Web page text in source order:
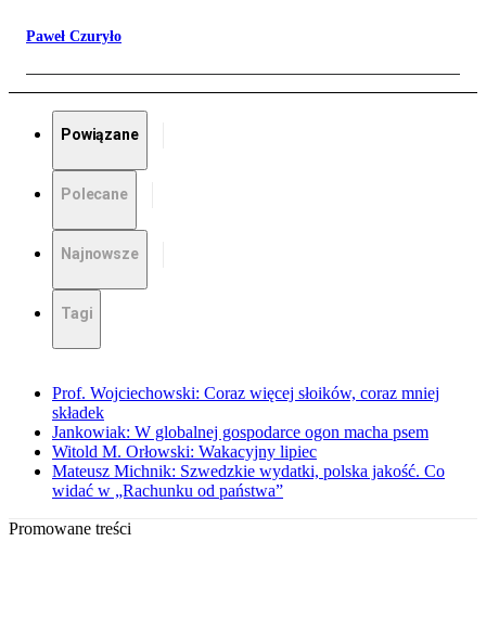
Paweł Czuryło
Powiązane
Polecane
Najnowsze
Tagi
Prof. Wojciechowski: Coraz więcej słoików, coraz mniej
składek
Jankowiak: W globalnej gospodarce ogon macha psem
Witold M. Orłowski: Wakacyjny lipiec
Mateusz Michnik: Szwedzkie wydatki, polska jakość. Co
widać w „Rachunku od państwa”
Promowane treści